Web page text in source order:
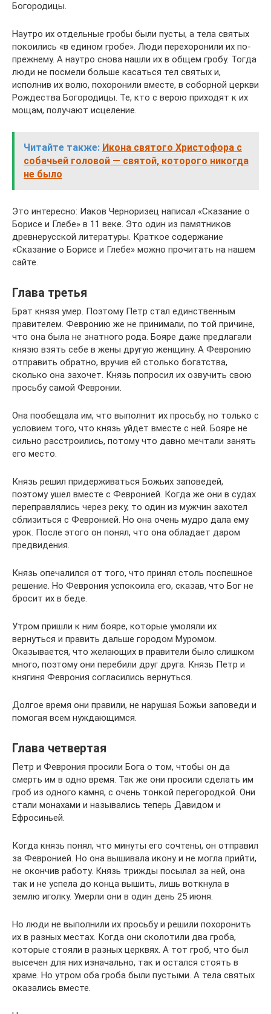
Богородицы.
Наутро их отдельные гробы были пусты, а тела святых
покоились «в едином гробе». Люди перехоронили их по-
прежнему. А наутро снова нашли их в общем гробу. Тогда
люди не посмели больше касаться тел святых и,
исполнив их волю, похоронили вместе, в соборной церкви
Рождества Богородицы. Те, кто с верою приходят к их
мощам, получают исцеление.
Читайте также: Икона святого Христофора с
собачьей головой — святой, которого никогда
не было
Это интересно: Иаков Черноризец написал «Сказание о
Борисе и Глебе» в 11 веке. Это один из памятников
древнерусской литературы. Краткое содержание
«Сказание о Борисе и Глебе» можно прочитать на нашем
сайте.
Глава третья
Брат князя умер. Поэтому Петр стал единственным
правителем. Февронию же не принимали, по той причине,
что она была не знатного рода. Бояре даже предлагали
князю взять себе в жены другую женщину. А Февронию
отправить обратно, вручив ей столько богатства,
сколько она захочет. Князь попросил их озвучить свою
просьбу самой Февронии.
Она пообещала им, что выполнит их просьбу, но только с
условием того, что князь уйдет вместе с ней. Бояре не
сильно расстроились, потому что давно мечтали занять
его место.
Князь решил придерживаться Божьих заповедей,
поэтому ушел вместе с Февронией. Когда же они в судах
переправлялись через реку, то один из мужчин захотел
сблизиться с Февронией. Но она очень мудро дала ему
урок. После этого он понял, что она обладает даром
предвидения.
Князь опечалился от того, что принял столь поспешное
решение. Но Феврония успокоила его, сказав, что Бог не
бросит их в беде.
Утром пришли к ним бояре, которые умоляли их
вернуться и править дальше городом Муромом.
Оказывается, что желающих в правители было слишком
много, поэтому они перебили друг друга. Князь Петр и
княгиня Феврония согласились вернуться.
Долгое время они правили, не нарушая Божьи заповеди и
помогая всем нуждающимся.
Глава четвертая
Петр и Феврония просили Бога о том, чтобы он да
смерть им в одно время. Так же они просили сделать им
гроб из одного камня, с очень тонкой перегородкой. Они
стали монахами и назывались теперь Давидом и
Ефросиньей.
Когда князь понял, что минуты его сочтены, он отправил
за Февронией. Но она вышивала икону и не могла прийти,
не окончив работу. Князь трижды посылал за ней, она
так и не успела до конца вышить, лишь воткнула в
землю иголку. Умерли они в один день 25 июня.
Но люди не выполнили их просьбу и решили похоронить
их в разных местах. Когда они сколотили два гроба,
которые стояли в разных церквях. А тот гроб, что был
высечен для них изначально, так и остался стоять в
храме. Но утром оба гроба были пустыми. А тела святых
оказались вместе.